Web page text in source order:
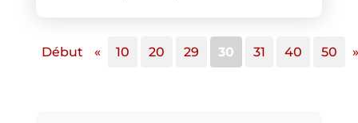
Début « 10 20 29 30 31 40 50 »